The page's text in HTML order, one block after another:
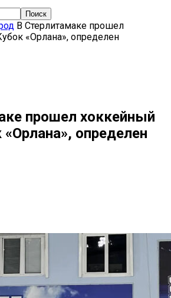
В Стерлитамаке прошел
«Орлана», определен
прошел хоккейный
«Орлана», определен